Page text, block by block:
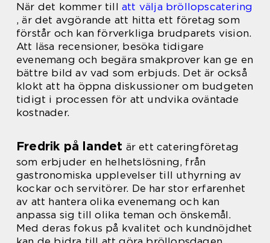
När det kommer till att välja bröllopscatering
, är det avgörande att hitta ett företag som
förstår och kan förverkliga brudparets vision.
Att läsa recensioner, besöka tidigare
evenemang och begära smakprover kan ge en
bättre bild av vad som erbjuds. Det är också
klokt att ha öppna diskussioner om budgeten
tidigt i processen för att undvika oväntade
kostnader.
Fredrik på landet är ett cateringföretag
som erbjuder en helhetslösning, från
gastronomiska upplevelser till uthyrning av
kockar och servitörer. De har stor erfarenhet
av att hantera olika evenemang och kan
anpassa sig till olika teman och önskemål.
Med deras fokus på kvalitet och kundnöjdhet